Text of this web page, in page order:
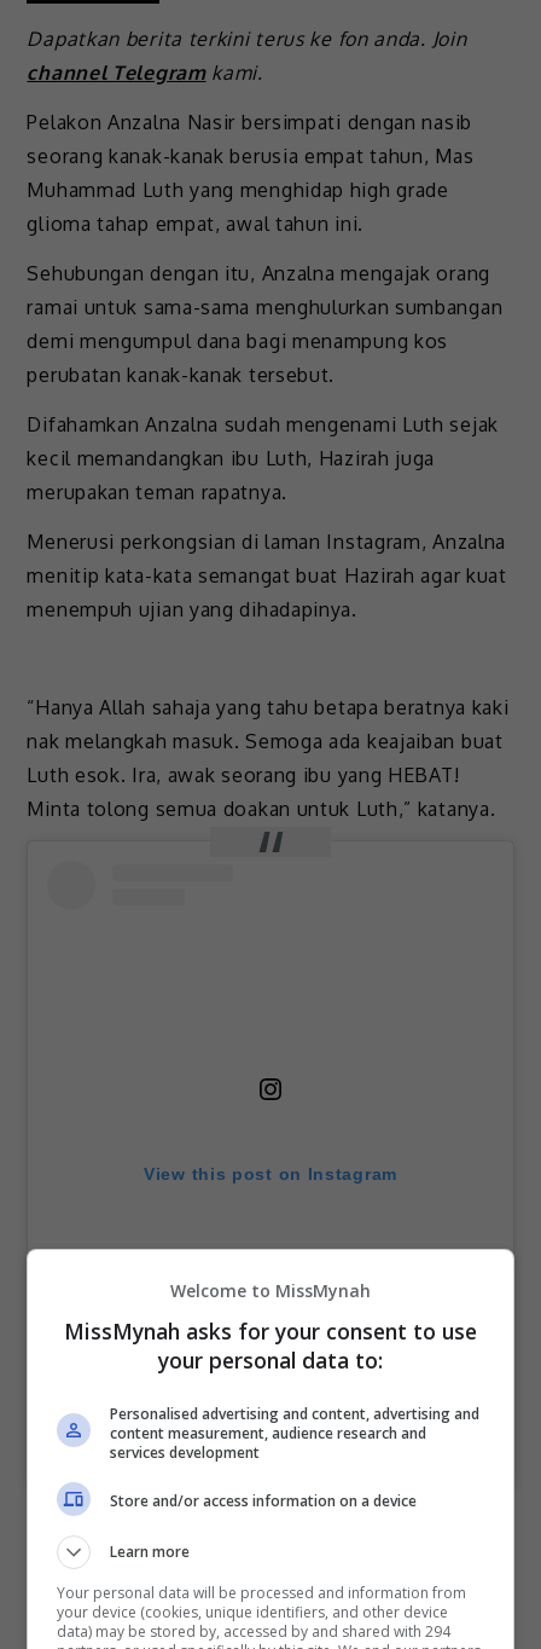
Dapatkan berita terkini terus ke fon anda. Join
channel Telegramkami.
Pelakon Anzalna Nasir bersimpati dengan nasib
seorang kanak-kanak berusia empat tahun, Mas
Muhammad Luth yang menghidap high grade
glioma tahap empat, awal tahun ini.
Sehubungan dengan itu, Anzalna mengajak orang
ramai untuk sama-sama menghulurkan sumbangan
demi mengumpul dana bagi menampung kos
perubatan kanak-kanak tersebut.
Difahamkan Anzalna sudah mengenami Luth sejak
kecil memandangkan ibu Luth, Hazirah juga
merupakan teman rapatnya.
Menerusi perkongsian di laman Instagram, Anzalna
menitip kata-kata semangat buat Hazirah agar kuat
menempuh ujian yang dihadapinya.
“Hanya Allah sahaja yang tahu betapa beratnya kaki
nak melangkah masuk. Semoga ada keajaiban buat
Luth esok. Ira, awak seorang ibu yang HEBAT!
Minta tolong semua doakan untuk Luth,” katanya.
View this post on Instagram
A post shared by Anzalna Nasir (@anzalnanasir88)
Tambah pelakon “Aku Isterinya” itu lagi, Luth akan
dihantar ke United Kingdom (UK) untuk menerima
rawatan lanjut selepas dana terkumpul sudah
mencukupi.
Welcome to MissMynah
MissMynah asks for your consent to use
your personal data to:
Personalised advertising and content, advertising and
content measurement, audience research and
services development
Store and/or access information on a device
Learn more
Your personal data will be processed and information from
your device (cookies, unique identifiers, and other device
data) may be stored by, accessed by and shared with 294